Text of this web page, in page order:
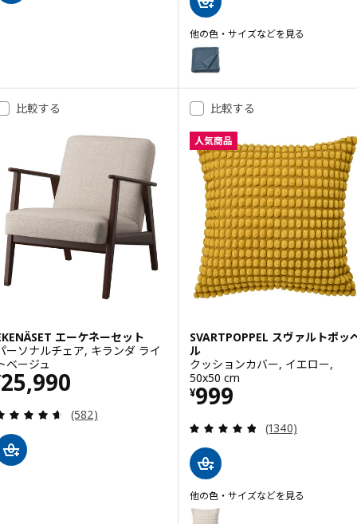
他の色・サイズなどを見る
HUMLEMOTT フムレモット
オプション: HUMLEMOTT フム
オプション: HUMLEMOTT フム
比較する
エーケネーセット
ーソナルチェア, キランダ ライ
ベージュ
25,990
格 ¥ 25990
レビュー: 4.6 から 5 星です。 総レビュー数:
(582)
比較する
人気商品
SVARTPOPPEL スヴァルトポッ
ル
クッションカバー, イエロー,
50x50 cm
¥999
価格 ¥ 999
レビュー: 4.8
(1340)
他の色・サイズなどを見る
SVARTPOPPEL スヴァルトポッペル
オプション: SVARTPOPPEL ス